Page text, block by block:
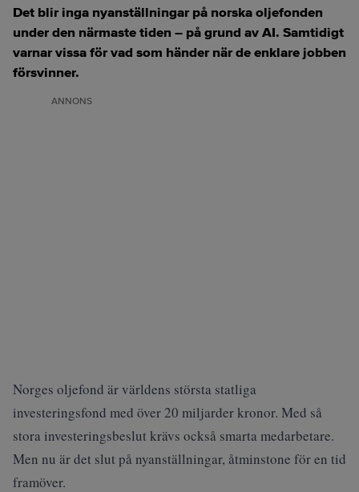
Det blir inga nyanställningar på norska oljefonden
under den närmaste tiden – på grund av AI. Samtidigt
varnar vissa för vad som händer när de enklare jobben
försvinner.
ANNONS
Norges oljefond är världens största statliga
investeringsfond med över 20 miljarder kronor. Med så
stora investeringsbeslut krävs också smarta medarbetare.
Men nu är det slut på nyanställningar, åtminstone för en tid
framöver.